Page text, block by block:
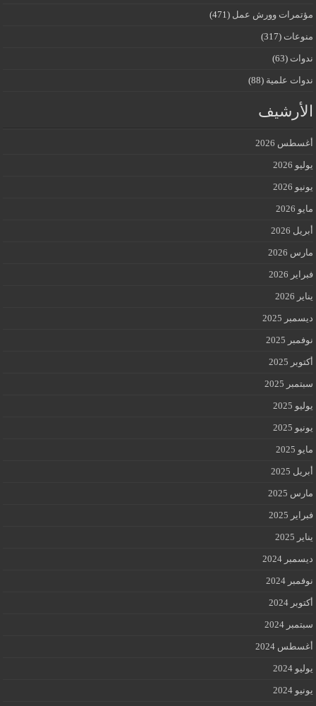
مؤتمرات وورش عمل (471)
منوعات (317)
ندوات (63)
ندوات علمية (88)
الأرشيف
أغسطس 2026
يوليو 2026
يونيو 2026
مايو 2026
أبريل 2026
مارس 2026
فبراير 2026
يناير 2026
ديسمبر 2025
نوفمبر 2025
أكتوبر 2025
سبتمبر 2025
يوليو 2025
يونيو 2025
مايو 2025
أبريل 2025
مارس 2025
فبراير 2025
يناير 2025
ديسمبر 2024
نوفمبر 2024
أكتوبر 2024
سبتمبر 2024
أغسطس 2024
يوليو 2024
يونيو 2024